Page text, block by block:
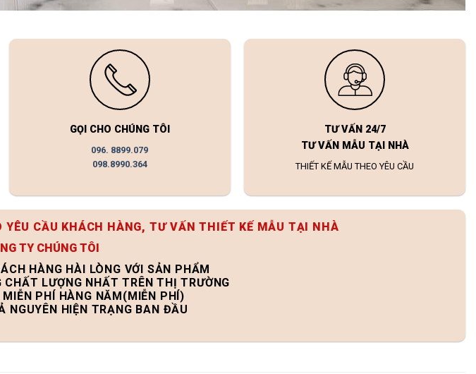
GỌI CHO CHÚNG TÔI
096. 8899.079
098.8990.364
TƯ VẤN 24/7
TƯ VẤN MẪU TẠI NHÀ
THIẾT KẾ MẪU THEO YÊU CẦU
CẦU KHÁCH HÀNG, TƯ VẤN THIẾT KẾ MẪU TẠI NHÀ
TY CHÚNG TÔI
HÀNG HÀI LÒNG VỚI SẢN PHẨM
LƯỢNG NHẤT TRÊN THỊ TRƯỜNG
PHÍ HÀNG NĂM(MIỄN PHÍ)
NGUYÊN HIỆN TRẠNG BAN ĐẦU